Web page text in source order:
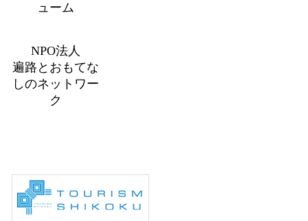
ューム
NPO法人
遍路とおもてな
しのネットワー
ク